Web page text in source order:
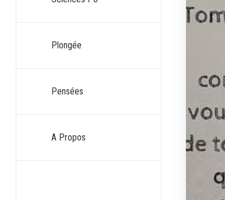
Plongée
Pensées
A Propos